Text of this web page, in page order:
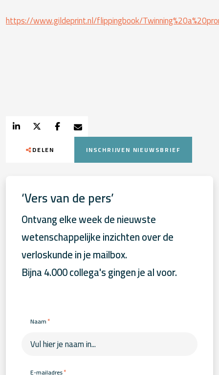
https://www.gildeprint.nl/flippingbook/
DELEN INSCHRIJVEN NIEUWSBRIEF
‘Vers van de pers’
Ontvang elke week de nieuwste
wetenschappelijke inzichten over de
verloskunde in je mailbox.
Bijna 4.000 collega's gingen je al voor.
Naam*
E-mailadres*